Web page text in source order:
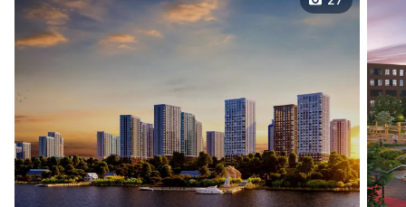
Тип домов - монолитно-кирпичный, что позволяет
сохранить комфортную температуру в квартире в любое
время года, а благодаря современным планировкам
квартир с французскими окнами высотой 1,8 м здесь
всегда будет светло и комфортно! Индивидуальное
отопление позволит жителям самостоятельно
регулировать температуру в помещении и экономить на
коммунальных платежах.